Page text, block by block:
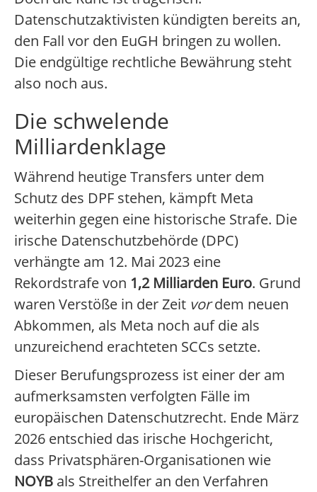
Datenschutzaktivisten kündigten bereits an,
den Fall vor den EuGH bringen zu wollen.
Die endgültige rechtliche Bewährung steht
also noch aus.
Die schwelende
Milliardenklage
Während heutige Transfers unter dem
Schutz des DPF stehen, kämpft Meta
weiterhin gegen eine historische Strafe. Die
irische Datenschutzbehörde (DPC)
verhängte am 12. Mai 2023 eine
Rekordstrafe von 1,2 Milliarden Euro. Grund
waren Verstöße in der Zeit vordem neuen
Abkommen, als Meta noch auf die als
unzureichend erachteten SCCs setzte.
Dieser Berufungsprozess ist einer der am
aufmerksamsten verfolgten Fälle im
europäischen Datenschutzrecht. Ende März
2026 entschied das irische Hochgericht,
dass Privatsphären-Organisationen wie
NOYB als Streithelfer an den Verfahren